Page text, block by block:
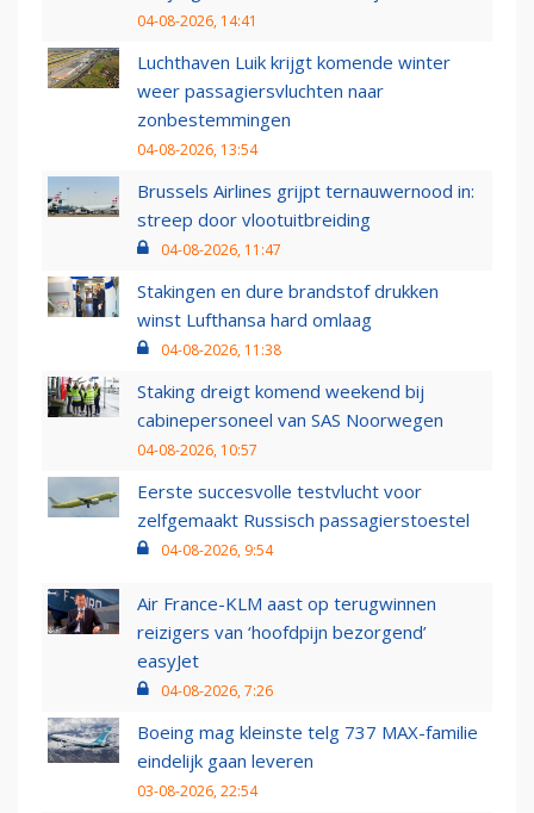
04-08-2026, 14:41
Luchthaven Luik krijgt komende winter
weer passagiersvluchten naar
zonbestemmingen
04-08-2026, 13:54
Brussels Airlines grijpt ternauwernood in:
streep door vlootuitbreiding
04-08-2026, 11:47
Stakingen en dure brandstof drukken
winst Lufthansa hard omlaag
04-08-2026, 11:38
Staking dreigt komend weekend bij
cabinepersoneel van SAS Noorwegen
04-08-2026, 10:57
Eerste succesvolle testvlucht voor
zelfgemaakt Russisch passagierstoestel
04-08-2026, 9:54
Air France-KLM aast op terugwinnen
reizigers van ‘hoofdpijn bezorgend’
easyJet
04-08-2026, 7:26
Boeing mag kleinste telg 737 MAX-familie
eindelijk gaan leveren
03-08-2026, 22:54